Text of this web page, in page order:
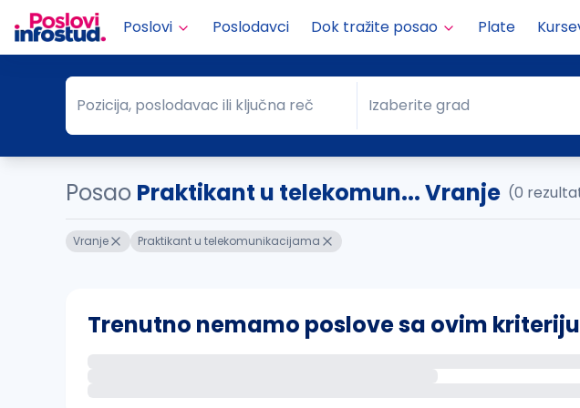
Poslovi Poslodavci Dok tražite posao Plate
Pozicija, poslodavac ili ključna reč
Pozicija, poslodavac ili ključna reč Grad
Izaberite grad
Posao Praktikant u telekomun... Vranje (0
Vranje Praktikant u telekomunikacijama
Trenutno nemamo poslove sa ovim